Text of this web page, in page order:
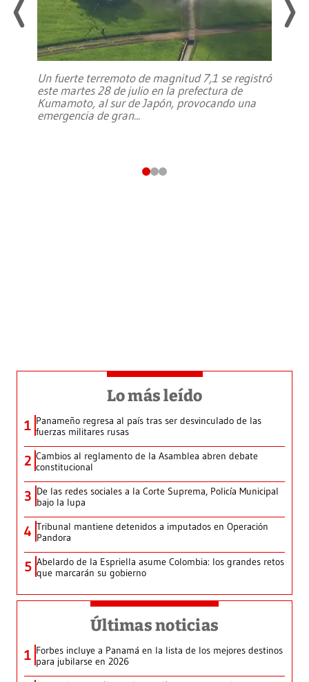
Un fuerte terremoto de magnitud 7,1 se registró
este martes 28 de julio en la prefectura de
Kumamoto, al sur de Japón, provocando una
emergencia de gran...
Lo más leído
1 Panameño regresa al país tras ser desvinculado de las
fuerzas militares rusas
2 Cambios al reglamento de la Asamblea abren debate
constitucional
3 De las redes sociales a la Corte Suprema, Policía Municipal
bajo la lupa
4 Tribunal mantiene detenidos a imputados en Operación
Pandora
5 Abelardo de la Espriella asume Colombia: los grandes retos
que marcarán su gobierno
Últimas noticias
1 Forbes incluye a Panamá en la lista de los mejores destinos
para jubilarse en 2026